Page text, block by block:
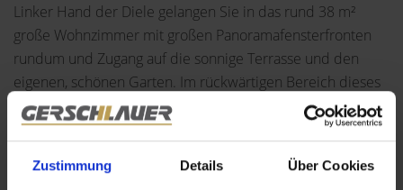
Zustimmung Details Über Cookies
Linker Hand der Diele gelangen Sie in das rund 38 m²
große Wohnzimmer mit großen Panoramafensterfronten
rundum und Zugang auf die sonnige Terrasse und den
eigenen, schönen Garten. Im rückwärtigen Bereich dieses
Wohnzimmers befindet sich eine sehr schöne moderne,
offene Küche mit Kochinsel und Tresen. Von der Diele
Zimmer, welches sehr gut als Arbeitszimmer dienen kann.